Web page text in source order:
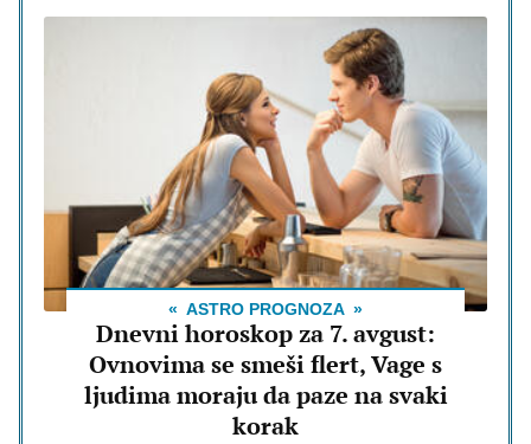
ASTRO PROGNOZA
Dnevni horoskop za 7. avgust:
Ovnovima se smeši flert, Vage s
ljudima moraju da paze na svaki
korak